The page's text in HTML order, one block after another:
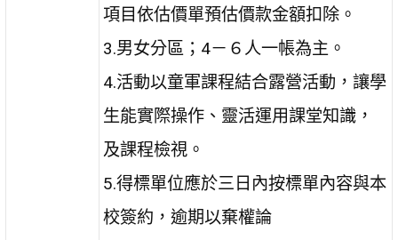
項目依估價單預估價款金額扣除。
3.男女分區；4－６人一帳為主。
4.活動以童軍課程結合露營活動，讓學
生能實際操作、靈活運用課堂知識，
及課程檢視。
5.得標單位應於三日內按標單內容與本
校簽約，逾期以棄權論